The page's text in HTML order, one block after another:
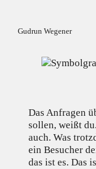
Gudrun Wegener
Das Anfragen
sollen, weißt
auch. Was
ein Besucher
das ist es. Das